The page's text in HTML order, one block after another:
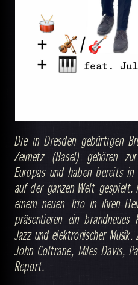
Die in Dresden gebürtigen
Zeimetz (Basel) gehören
Europas und haben bereits in
auf der ganzen Welt gespielt.
einem neuen Trio in ihren
präsentieren ein brandneues
Jazz und elektronischer
John Coltrane, Miles Davis,
Report.